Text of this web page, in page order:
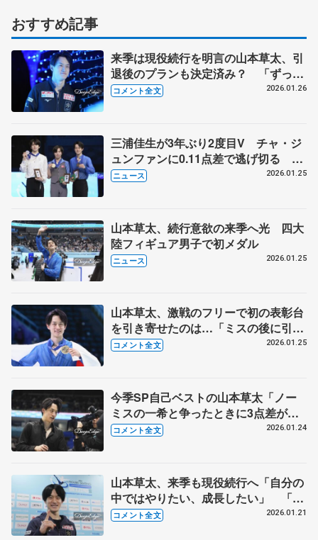
おすすめ記事
来季は現役続行を明言の山本草太、引
退後のプランも決定済み？ 「ずっ
と、もう小さい頃から、そこは変わら
コメント全文 2026.01.26
三浦佳生が3年ぶり2度目V チャ・ジ
ュンファンに0.11点差で逃げ切る 山
本草太3位、友野一希は4位 四大陸フ
ニュース 2026.01.25
山本草太、続行意欲の来季へ光 四大
陸フィギュア男子で初メダル
ニュース 2026.01.25
山本草太、激戦のフリーで初の表彰台
を引き寄せたのは…「ミスの後に引き
ずらなかったのは成長できた部分」
コメント全文 2026.01.25
今季SP自己ベストの山本草太「ノー
ミスの一希と争ったときに3点差があ
る、チャンピオンシップスのメダルを
コメント全文 2026.01.24
山本草太、来季も現役続行へ「自分の
中ではやりたい、成長したい」 「チ
ャンピオンシップのメダルないし、僕
コメント全文 2026.01.21